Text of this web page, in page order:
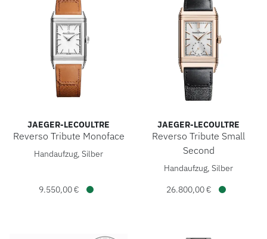
JAEGER-LECOULTRE
Reverso Tribute Monoface
Jaeger-LeCoultre Reverso Tribute Monoface, Ref:
Handaufzug, Silber
9.550,00 €
JAEGER-LECOULTRE
Reverso Tribute Small
Second
Jaeger-LeCoultre Reverso
Handaufzug, Silber
26.800,00 €